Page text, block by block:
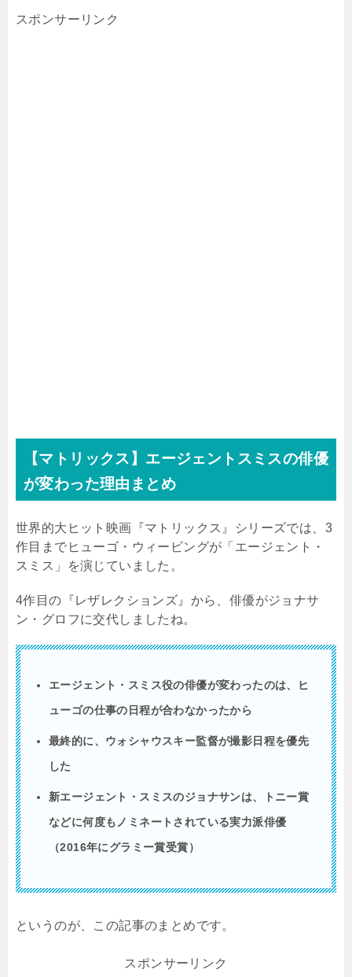
スポンサーリンク
【マトリックス】エージェントスミスの俳優
が変わった理由まとめ
世界的大ヒット映画『マトリックス』シリーズでは、 3
作目までヒューゴ・ウィービングが「エージェント・
スミス」を演じていました。
4作目の『レザレクションズ』から、俳優がジョナサ
ン・グロフに交代しましたね。
エージェント・スミス役の俳優が変わったのは、ヒ
ューゴの仕事の日程が合わなかったから
最終的に、ウォシャウスキー監督が撮影日程を優先
した
新エージェント・スミスのジョナサンは、トニー賞
などに何度もノミネートされている実力派俳優
（2016年にグラミー賞受賞）
というのが、この記事のまとめです。
スポンサーリンク